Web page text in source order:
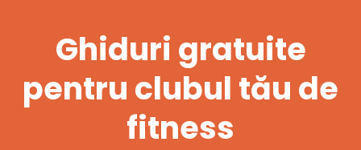
Ghiduri gratuite
pentru clubul tău de
fitness